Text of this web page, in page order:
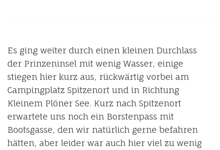
Es ging weiter durch einen kleinen Durchlass
der Prinzeninsel mit wenig Wasser, einige
stiegen hier kurz aus, rückwärtig vorbei am
Campingplatz Spitzenort und in Richtung
Kleinem Plöner See. Kurz nach Spitzenort
erwartete uns noch ein Borstenpass mit
Bootsgasse, den wir natürlich gerne befahren
hätten, aber leider war auch hier viel zu wenig